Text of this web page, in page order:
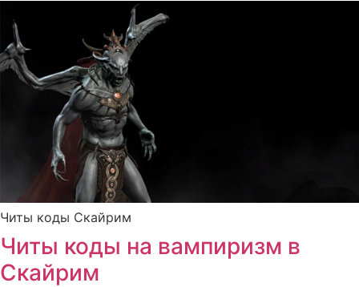
Читы коды Скайрим
Читы коды на вампиризм в
Скайрим